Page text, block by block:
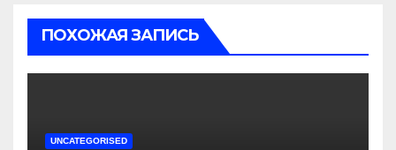
ПОХОЖАЯ ЗАПИСЬ
UNCATEGORISED